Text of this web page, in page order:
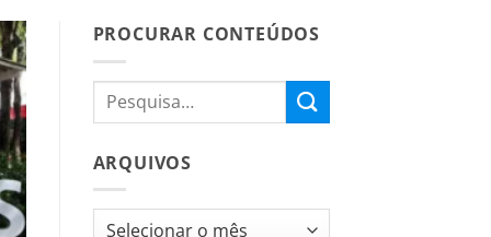
PROCURAR CONTEÚDOS
ARQUIVOS
Arquivos